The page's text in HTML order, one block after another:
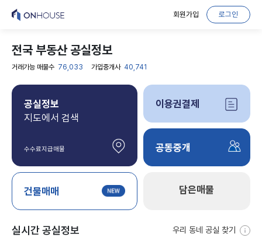
회원가입 로그인
전국 부동산 공실정보
거래가능 매물수 76,033 가입중개사 40,741
공실정보
지도에서 검색
수수료지급매물
건물매매
이용권결제
공동중개
담은매물
실시간 공실정보 우리 동네 공실 찾기